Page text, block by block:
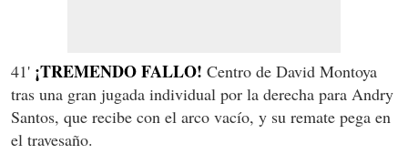
41' ¡TREMENDO FALLO! Centro de David Montoya
tras una gran jugada individual por la derecha para Andry
Santos, que recibe con el arco vacío, y su remate pega en
el travesaño.